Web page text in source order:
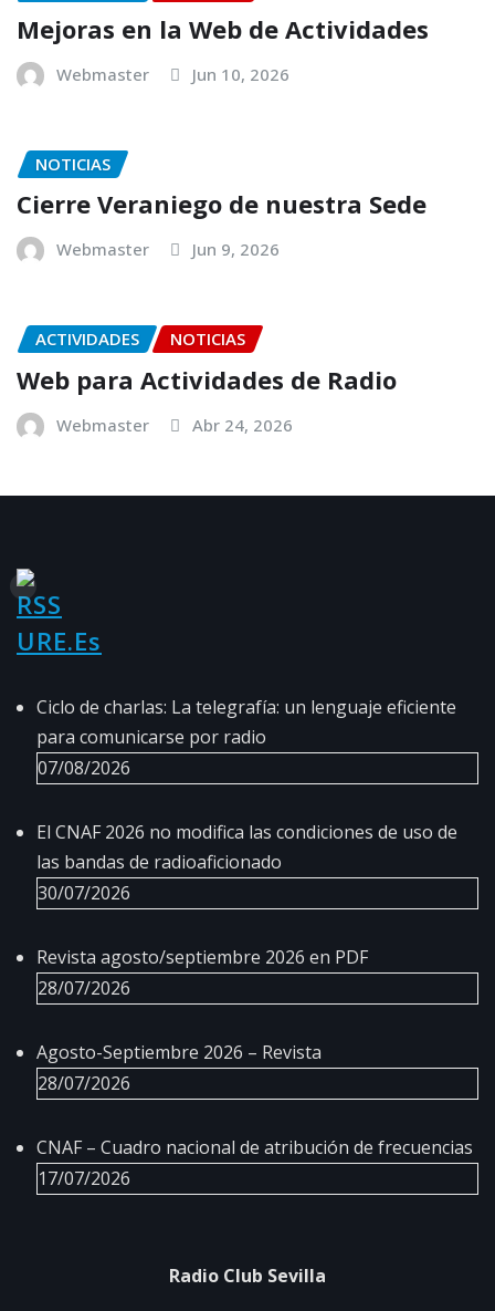
Mejoras en la Web de Actividades
Webmaster Jun 10, 2026
NOTICIAS
Cierre Veraniego de nuestra Sede
Webmaster Jun 9, 2026
ACTIVIDADES NOTICIAS
Web para Actividades de Radio
Webmaster Abr 24, 2026
URE.es
Ciclo de charlas: La telegrafía: un lenguaje eficiente
para comunicarse por radio
07/08/2026
El CNAF 2026 no modifica las condiciones de uso de
las bandas de radioaficionado
30/07/2026
Revista agosto/septiembre 2026 en PDF
28/07/2026
Agosto-Septiembre 2026 – Revista
28/07/2026
CNAF – Cuadro nacional de atribución de frecuencias
17/07/2026
Radio Club Sevilla